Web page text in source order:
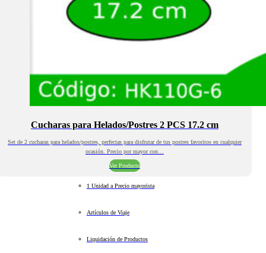
Cucharas para Helados/Postres 2 PCS 17.2 cm
Set de 2 cucharas para helados/postres, perfectas para disfrutar de tus postres favoritos en cualquier
ocasión. Precio por mayor con…
Ver Producto
1 Unidad a Precio mayorista
Artículos de Viaje
Liquidación de Productos